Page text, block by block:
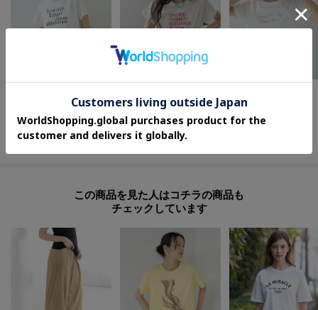
50%OFF
さらに5%OFF
刺繍フレーズTシャツ
この商品を見た人はコチラの商品も
チェックしています